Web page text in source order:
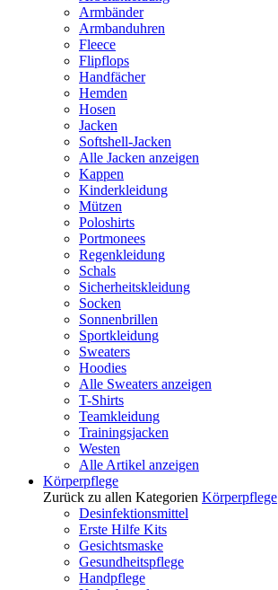
Armbänder
Armbanduhren
Fleece
Flipflops
Handfächer
Hemden
Hosen
Jacken
Softshell-Jacken
Alle Jacken anzeigen
Kappen
Kinderkleidung
Mützen
Poloshirts
Portmonees
Regenkleidung
Schals
Sicherheitskleidung
Socken
Sonnenbrillen
Sportkleidung
Sweaters
Hoodies
Alle Sweaters anzeigen
T-Shirts
Teamkleidung
Trainingsjacken
Westen
Alle Artikel anzeigen
Körperpflege
Zurück zu allen Kategorien Körperpflege
Desinfektionsmittel
Erste Hilfe Kits
Gesichtsmaske
Gesundheitspflege
Handpflege